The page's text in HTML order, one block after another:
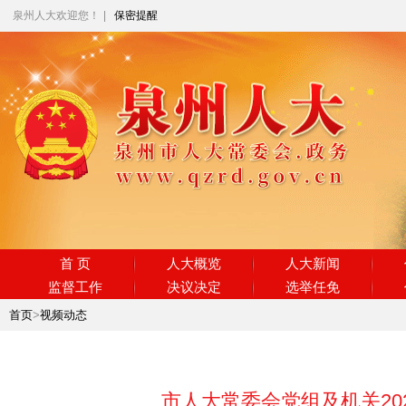
泉州人大欢迎您！ 保密提醒
首 页 人大概览 人大新闻
监督工作
决议决定 选举任免
首页>视频动态
市人大常委会党组及机关